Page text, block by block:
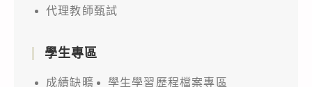
代理教師甄試
學生專區
成績缺曠 學生學習歷程檔案專區